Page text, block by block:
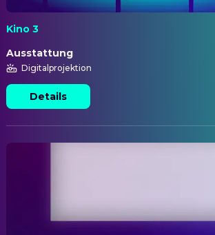
Kino 3
Ausstattung
Digitalprojektion
Details